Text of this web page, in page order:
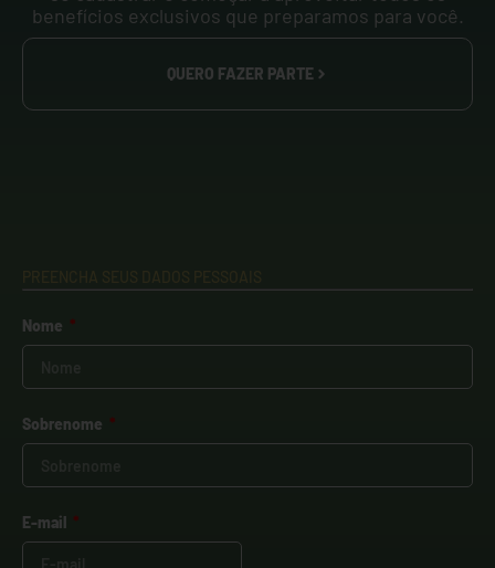
benefícios exclusivos que preparamos para você.
QUERO FAZER PARTE
Nome
Sobrenome
E-mail